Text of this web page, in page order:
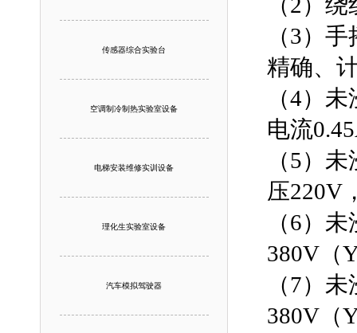
传感器综合实验台
空调制冷制热实验室设备
电梯安装维修实训设备
理化生实验室设备
汽车模拟驾驶器
（3）
精确、
（4）
电流
（5）
压220V
（6）
380V（
（7）
380V（